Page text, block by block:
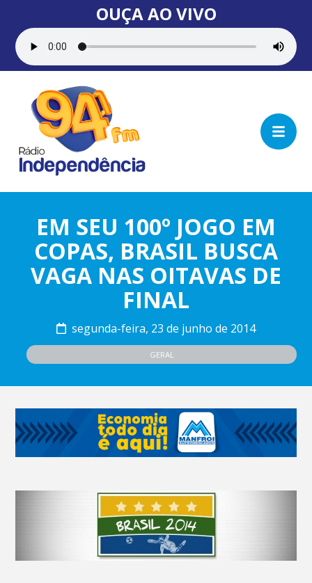
OUÇA AO VIVO
EM SEU 100º JOGO EM
COPAS, BRASIL BUSCA
VAGA NAS OITAVAS DE
FINAL
segunda-feira, 23 de junho de 2014
GERAL